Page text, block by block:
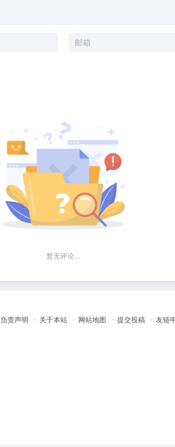
暂无评论...
负责声明 关于本站 网站地图 提交投稿 友链